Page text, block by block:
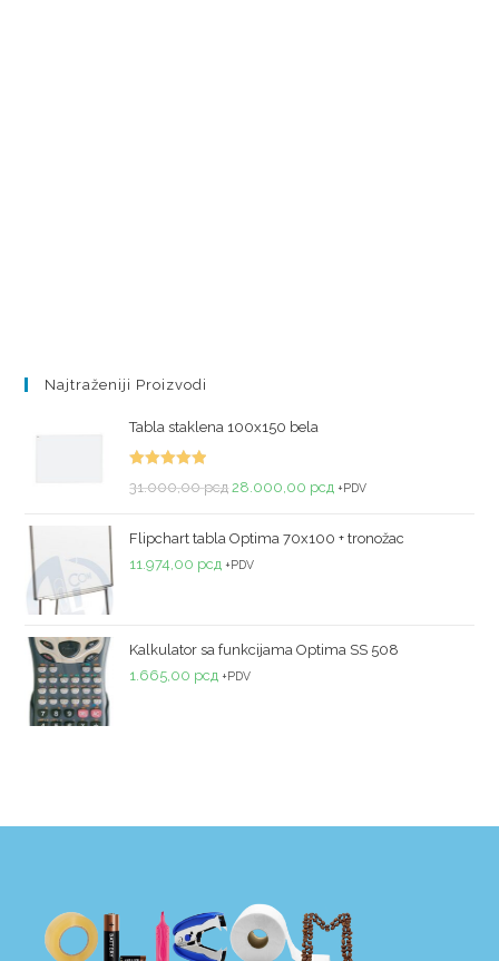
Najtraženiji Proizvodi
Tabla staklena 100x150 bela
31.000,00рсд 28.000,00 рсд +PDV
Flipchart tabla Optima 70x100 + tronožac
11.974,00 рсд +PDV
Kalkulator sa funkcijama Optima SS 508
1.665,00 рсд +PDV